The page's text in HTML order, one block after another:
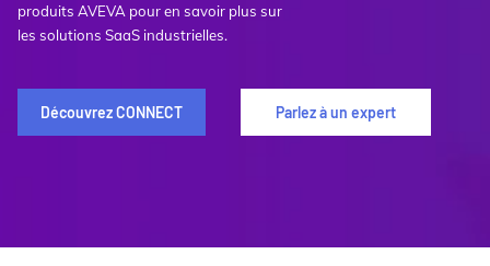
produits AVEVA pour en savoir plus sur
les solutions SaaS industrielles.
Découvrez CONNECT Parlez à un expert